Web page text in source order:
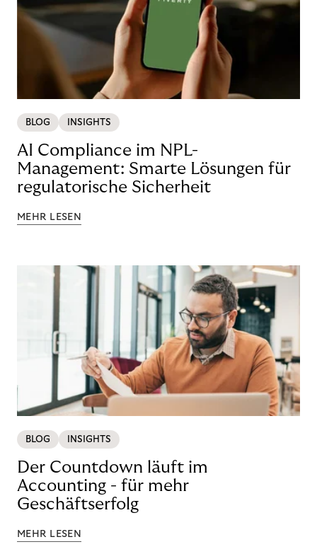
BLOG INSIGHTS
AI Compliance im NPL-
Management: Smarte Lösungen für
regulatorische Sicherheit
MEHR LESEN
BLOG INSIGHTS
Der Countdown läuft im
Accounting - für mehr
Geschäftserfolg
MEHR LESEN